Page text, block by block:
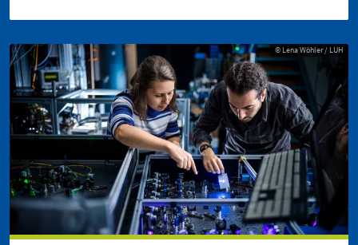
© Lena Wöhler / LUH